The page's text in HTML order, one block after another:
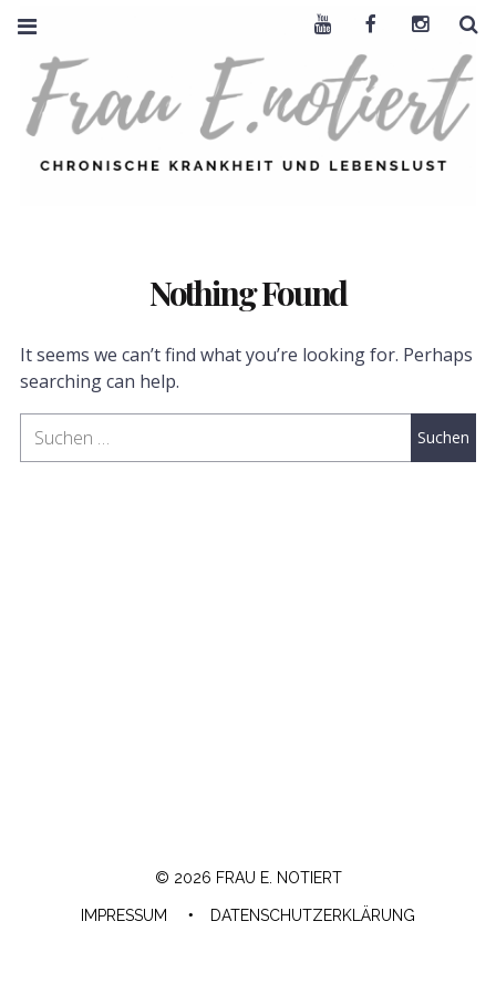
LEBENSLUST
Nothing Found
It seems we can’t find what you’re looking for. Perhaps
searching can help.
© 2026 FRAU E. NOTIERT
IMPRESSUM DATENSCHUTZERKLÄRUNG
Youtube Facebook